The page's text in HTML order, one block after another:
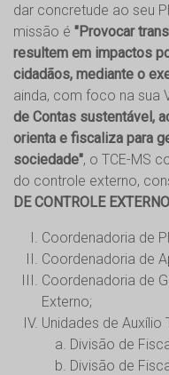
dar concretude ao seu
missão é "Provocar
resultem em impactos
cidadãos, mediante o
ainda, com foco na sua
de Contas sustentável,
orienta e fiscaliza para
sociedade", o TCE-MS
do controle externo,
DE CONTROLE EXTERNO
Coordenadoria de
Coordenadoria de
Coordenadoria de
Externo;
Unidades de Auxílio
Divisão de
Divisão de